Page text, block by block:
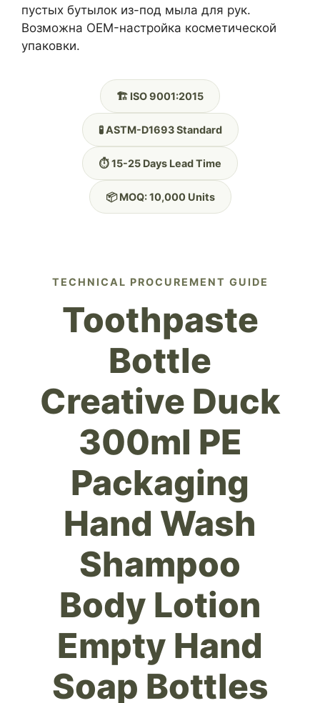
пустых бутылок из-под мыла для рук.
Возможна OEM-настройка косметической
упаковки.
🏗️ ISO 9001:2015
🧪 ASTM-D1693 Standard
⏱️ 15-25 Days Lead Time
📦 MOQ: 10,000 Units
TECHNICAL PROCUREMENT GUIDE
Toothpaste
Bottle
Creative Duck
300ml PE
Packaging
Hand Wash
Shampoo
Body Lotion
Empty Hand
Soap Bottles